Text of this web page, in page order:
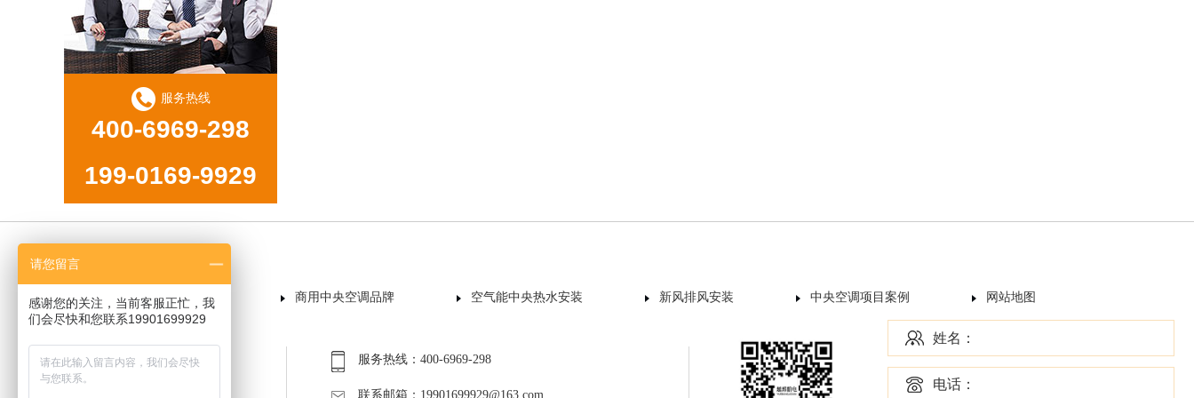
服务热线
400-6969-298
199-0169-9929
首页 商用中央空调品牌 空气能中央热水安装 新风排风安装 中央空调项目案例 网站地图
服务热线：400-6969-298
联系邮箱：19901699929@163.com
姓名：
电话：
请您留言
感谢您的关注，当前客服正忙，我
们会尽快和您联系19901699929